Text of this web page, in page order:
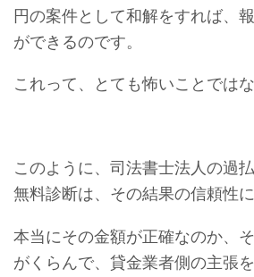
円の案件として和解をすれば、
ができるのです。
これって、とても怖いことでは
このように、司法書士法人の過
無料診断は、その結果の信頼性
本当にその金額が正確なのか、
がくらんで、貸金業者側の主張